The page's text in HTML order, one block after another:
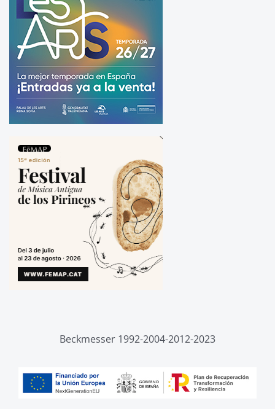
Beckmesser 1992-2004-2012-2023